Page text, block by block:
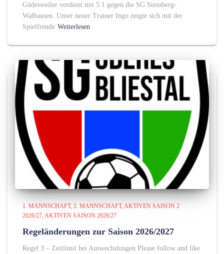
Güdesweiler verdient mit 5:1 gegen die SG Steinberg-
Walhausen. Unser neuer Trainer Ingo zeigte sich mit der
Spielfreude Weiterlesen
1. MANNSCHAFT 2. MANNSCHAFT AKTIVEN SAISON 2
2026/27 AKTIVEN SAISON 2026/27
Regeländerungen zur Saison 2026/2027
Regel 3 – Zeitlimit bei Auswechslungen Please follow and like